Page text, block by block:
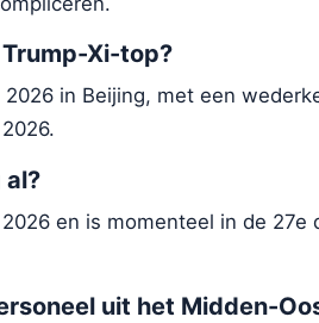
Xi-top?
in Beijing, met een
al?
en is momenteel in de 27e
uit het Midden-